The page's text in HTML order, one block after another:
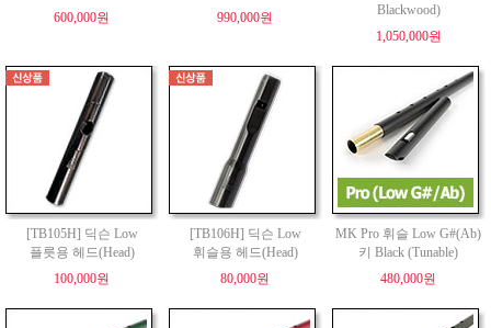
600,000원
990,000원
Blackwood)
1,050,000원
[TB105H] 딕슨 Low
플릇용 헤드(Head)
100,000원
[TB106H] 딕슨 Low
휘슬용 헤드(Head)
80,000원
MK Pro 휘슬 Low G#(Ab)
키 Black (Tunable)
480,000원